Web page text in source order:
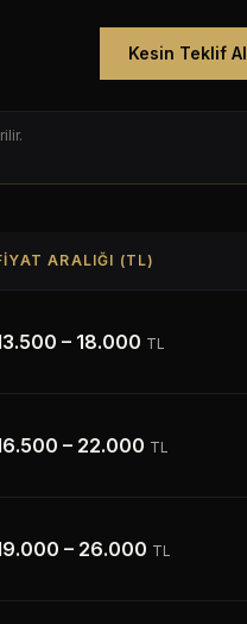
Kesin Teklif Al
ARALIĞI (TL)
– 18.000 TL
– 22.000 TL
– 26.000 TL